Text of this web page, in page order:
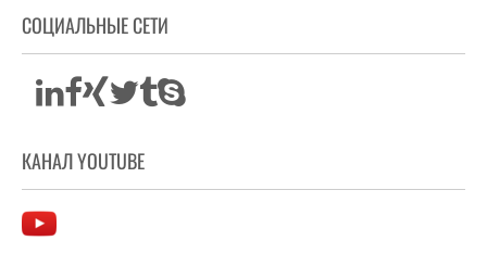
СОЦИАЛЬНЫЕ СЕТИ
КАНАЛ YOUTUBE